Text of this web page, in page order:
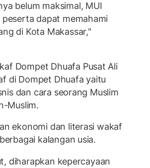
belum maksimal, MUI
dapat memahami
di Kota Makassar,"
Dompet Dhuafa Pusat Ali
di Dompet Dhuafa yaitu
dan cara seorang Muslim
Muslim.
ekonomi dan literasi wakaf
kalangan usia.
diharapkan kepercayaan